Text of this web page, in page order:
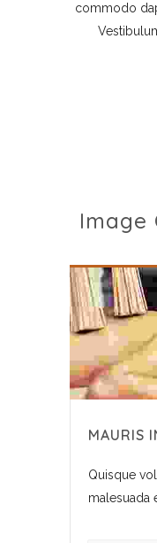
commodo
Image
MAURIS
Quisque
malesuada